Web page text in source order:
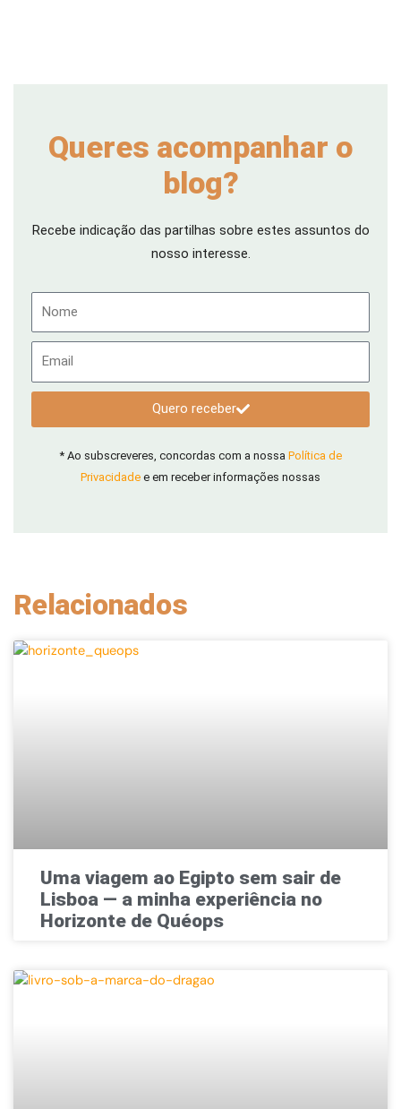
Queres acompanhar o
blog?
Recebe indicação das partilhas sobre estes assuntos do
nosso interesse.
Quero receber
* Ao subscreveres, concordas com a nossa Política de
Privacidade e em receber informações nossas
Relacionados
Uma viagem ao Egipto sem sair de
Lisboa — a minha experiência no
Horizonte de Quéops